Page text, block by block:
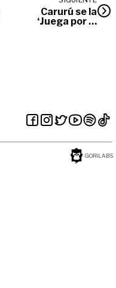
Carurú se la
‘Juega por la
GORILABS